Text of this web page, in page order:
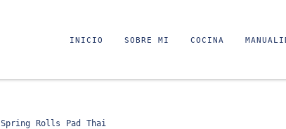
INICIO SOBRE MI COCINA
Spring Rolls Pad Thai